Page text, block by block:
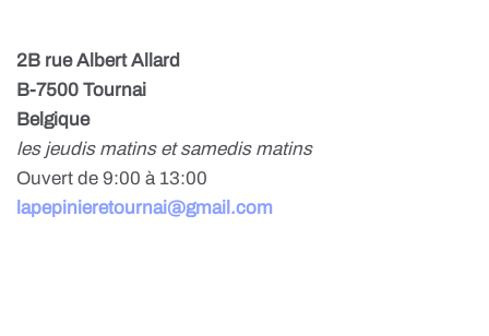
2B rue Albert Allard
B-7500 Tournai
Belgique
les jeudis matins et samedis matins
Ouvert de 9:00 à 13:00
lapepinieretournai@gmail.com